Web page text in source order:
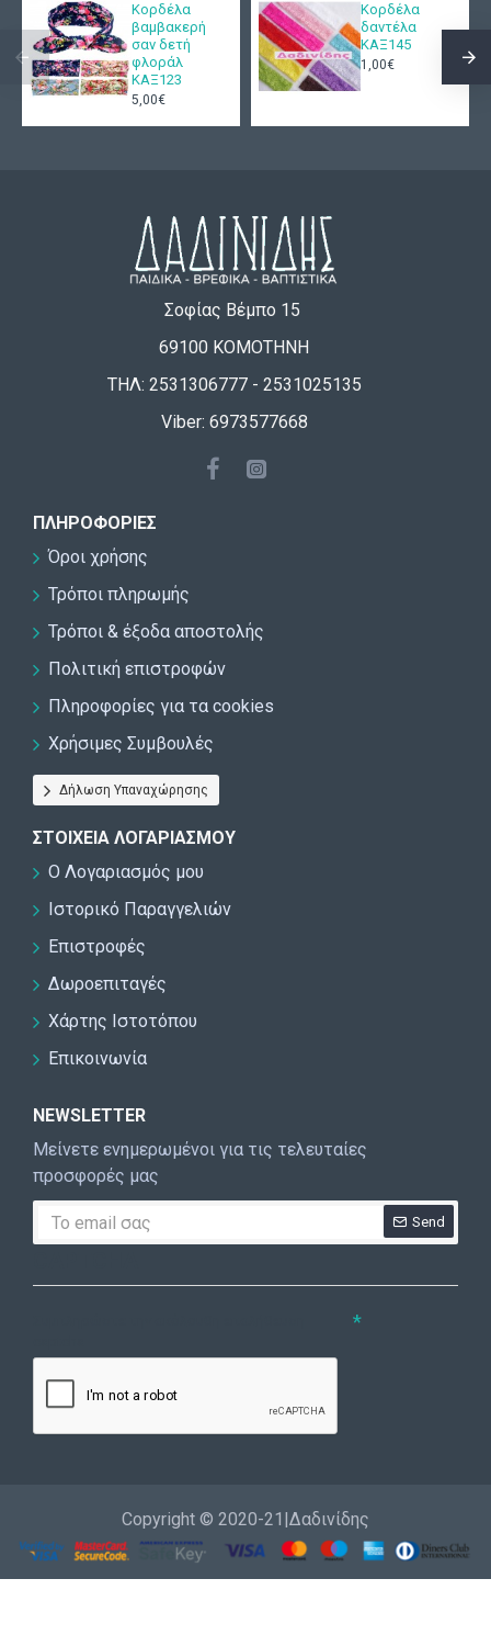
Κορδέλα
βαμβακερή
σαν δετή
φλοράλ
ΚΑΞ123
5,00€
Κορδέλα
δαντέλα
ΚΑΞ145
1,00€
Σοφίας Βέμπο 15
69100 ΚΟΜΟΤΗΝΗ
ΤΗΛ: 2531306777 - 2531025135
Viber: 6973577668
ΠΛΗΡΟΦΟΡΊΕΣ
Όροι χρήσης
Τρόποι πληρωμής
Τρόποι & έξοδα αποστολής
Πολιτική επιστροφών
Πληροφορίες για τα cookies
Χρήσιμες Συμβουλές
Δήλωση Υπαναχώρησης
ΣΤΟΙΧΕΊΑ ΛΟΓΑΡΙΑΣΜΟΎ
Ο Λογαριασμός μου
Ιστορικό Παραγγελιών
Επιστροφές
Δωροεπιταγές
Χάρτης Ιστοτόπου
Επικοινωνία
NEWSLETTER
Μείνετε ενημερωμένοι για τις τελευταίες
προσφορές μας
Send
Copyright © 2020-21|Δαδινίδης
Σύνδεση Εγγραφή Επικοινωνία Καλέστε μας